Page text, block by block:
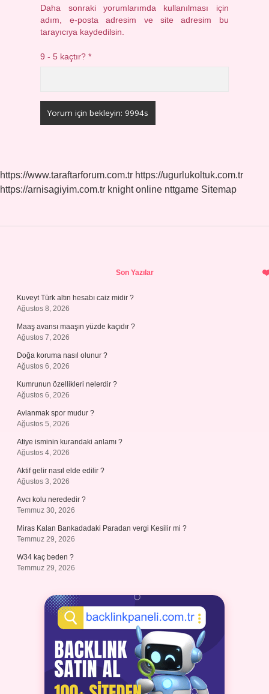
Daha sonraki yorumlarımda kullanılması için
adım, e-posta adresim ve site adresim bu
tarayıcıya kaydedilsin.
9 - 5 kaçtır?*
https://www.taraftarforum.com.tr https://ugurlukoltuk.com.tr
https://arnisagiyim.com.tr knight online nttgame Sitemap
Son Yazılar
Kuveyt Türk altın hesabı caiz midir ?
Ağustos 8, 2026
Maaş avansı maaşın yüzde kaçıdır ?
Ağustos 7, 2026
Doğa koruma nasıl olunur ?
Ağustos 6, 2026
Kumrunun özellikleri nelerdir ?
Ağustos 6, 2026
Avlanmak spor mudur ?
Ağustos 5, 2026
Atiye isminin kurandaki anlamı ?
Ağustos 4, 2026
Aktif gelir nasıl elde edilir ?
Ağustos 3, 2026
Avcı kolu nerededir ?
Temmuz 30, 2026
Miras Kalan Bankadadaki Paradan vergi Kesilir mi ?
Temmuz 29, 2026
W34 kaç beden ?
Temmuz 29, 2026